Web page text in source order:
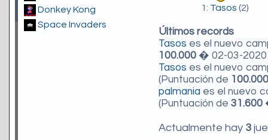
Donkey Kong
Space Invaders
1: Tasos (2)
Últimos records
Tasos es el nuevo
100.000 � 02-03-2020
Tasos es el nuevo
(Puntuación de 100.000
palmania es el nuevo
(Puntuación de 31.600
Actualmente hay 3